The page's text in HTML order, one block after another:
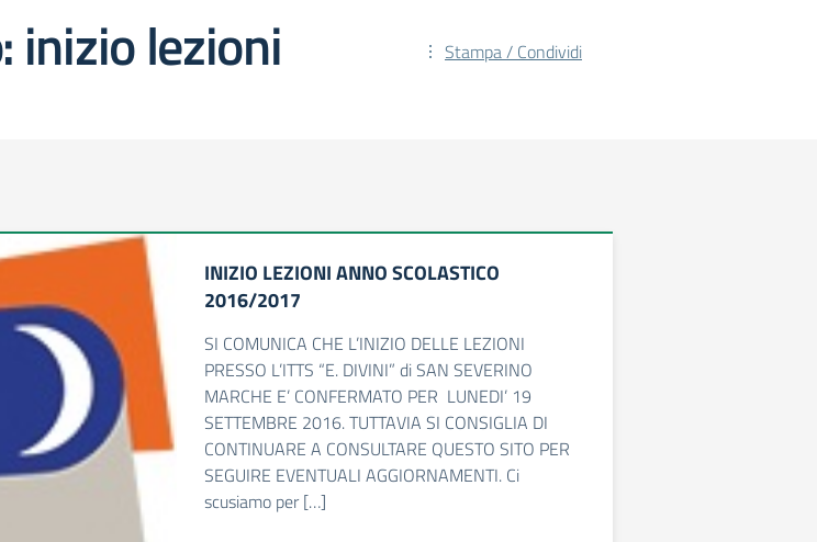
inizio lezioni Stampa / Condividi
INIZIO LEZIONI ANNO SCOLASTICO
2016/2017
SI COMUNICA CHE L’INIZIO DELLE LEZIONI
PRESSO L’ITTS “E. DIVINI” di SAN SEVERINO
MARCHE E’ CONFERMATO PER LUNEDI’ 19
SETTEMBRE 2016. TUTTAVIA SI CONSIGLIA DI
CONTINUARE A CONSULTARE QUESTO SITO PER
SEGUIRE EVENTUALI AGGIORNAMENTI. Ci
scusiamo per […]